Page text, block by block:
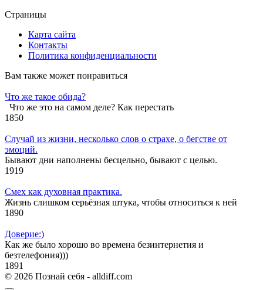
Страницы
Карта сайта
Контакты
Политика конфиденциальности
Вам также может понравиться
Что же такое обида?
Что же это на самом деле? Как перестать
1850
Случай из жизни, несколько слов о страхе, о бегстве от
эмоций.
Бывают дни наполнены бесцельно, бывают с целью.
1919
Смех как духовная практика.
Жизнь слишком серьёзная штука, чтобы относиться к ней
1890
Доверие:)
Как же было хорошо во времена безинтернетия и
безтелефония)))
1891
© 2026 Познай себя - alldiff.com